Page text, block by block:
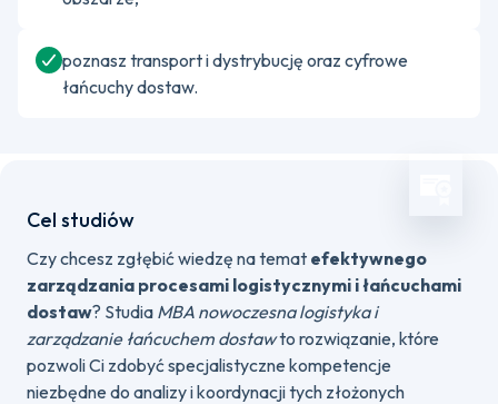
poznasz transport i dystrybucję oraz cyfrowe
łańcuchy dostaw.
Cel studiów
Czy chcesz zgłębić wiedzę na temat efektywnego
zarządzania procesami logistycznymi i łańcuchami
dostaw? Studia MBA nowoczesna logistyka i
zarządzanie łańcuchem dostawto rozwiązanie, które
pozwoli Ci zdobyć specjalistyczne kompetencje
niezbędne do analizy i koordynacji tych złożonych